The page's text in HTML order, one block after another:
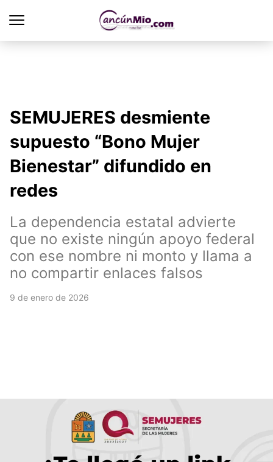
SEMUJERES desmiente
supuesto “Bono Mujer
Bienestar” difundido en
redes
La dependencia estatal advierte
que no existe ningún apoyo federal
con ese nombre ni monto y llama a
no compartir enlaces falsos
9 de enero de 2026